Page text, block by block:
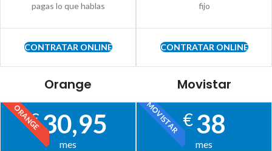
pagas lo que hablas
CONTRATAR ONLINE
fijo
CONTRATAR ONLINE
Orange
ORANGE
€30,95
mes
Movistar
MOVISTAR€38
mes